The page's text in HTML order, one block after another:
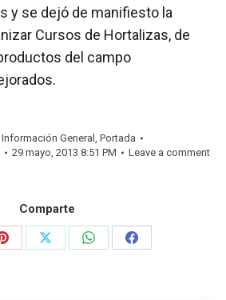
y se dejó de manifiesto la
Cursos de Hortalizas, de
del campo
Información General , Portada
29 mayo, 2013 8:51 PM Leave a comment
Comparte
Share
Share
Share
Share